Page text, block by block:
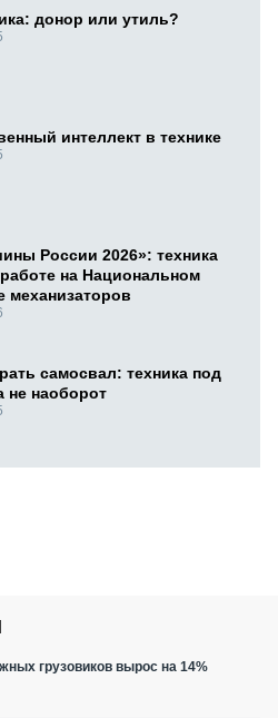
донор или утиль?
интеллект в технике
России 2026»: техника
на Национальном
механизаторов
самосвал: техника под
не наоборот
грузовиков вырос на 14%